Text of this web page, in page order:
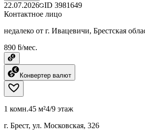
22.07.2026 ID 3981649
Контактное лицо
недалеко от г. Ивацевичи, Брестская
890 ƃ/мес.
Конвертер валют
1 комн.45 м²4/9 этаж
г. Брест, ул. Московская, 326